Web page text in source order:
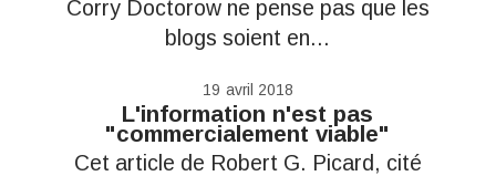
Corry Doctorow ne pense pas que les
blogs soient en...
19 avril 2018
L'information n'est pas
"commercialement viable"
Cet article de Robert G. Picard, cité